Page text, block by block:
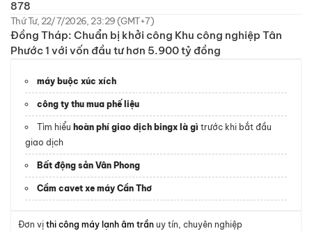
878
Thứ Tư, 22/7/2026, 23:29 (GMT+7)
Đồng Tháp: Chuẩn bị khởi công Khu công nghiệp Tân
Phước 1 với vốn đầu tư hơn 5.900 tỷ đồng
máy buộc xúc xích
công ty thu mua phế liệu
Tìm hiểu hoàn phí giao dịch bingx là gì trước khi bắt đầu
giao dịch
Bất động sản Vân Phong
Cầm cavet xe máy Cần Thơ
Đơn vị thi công máy lạnh âm trần uy tín, chuyên nghiệp